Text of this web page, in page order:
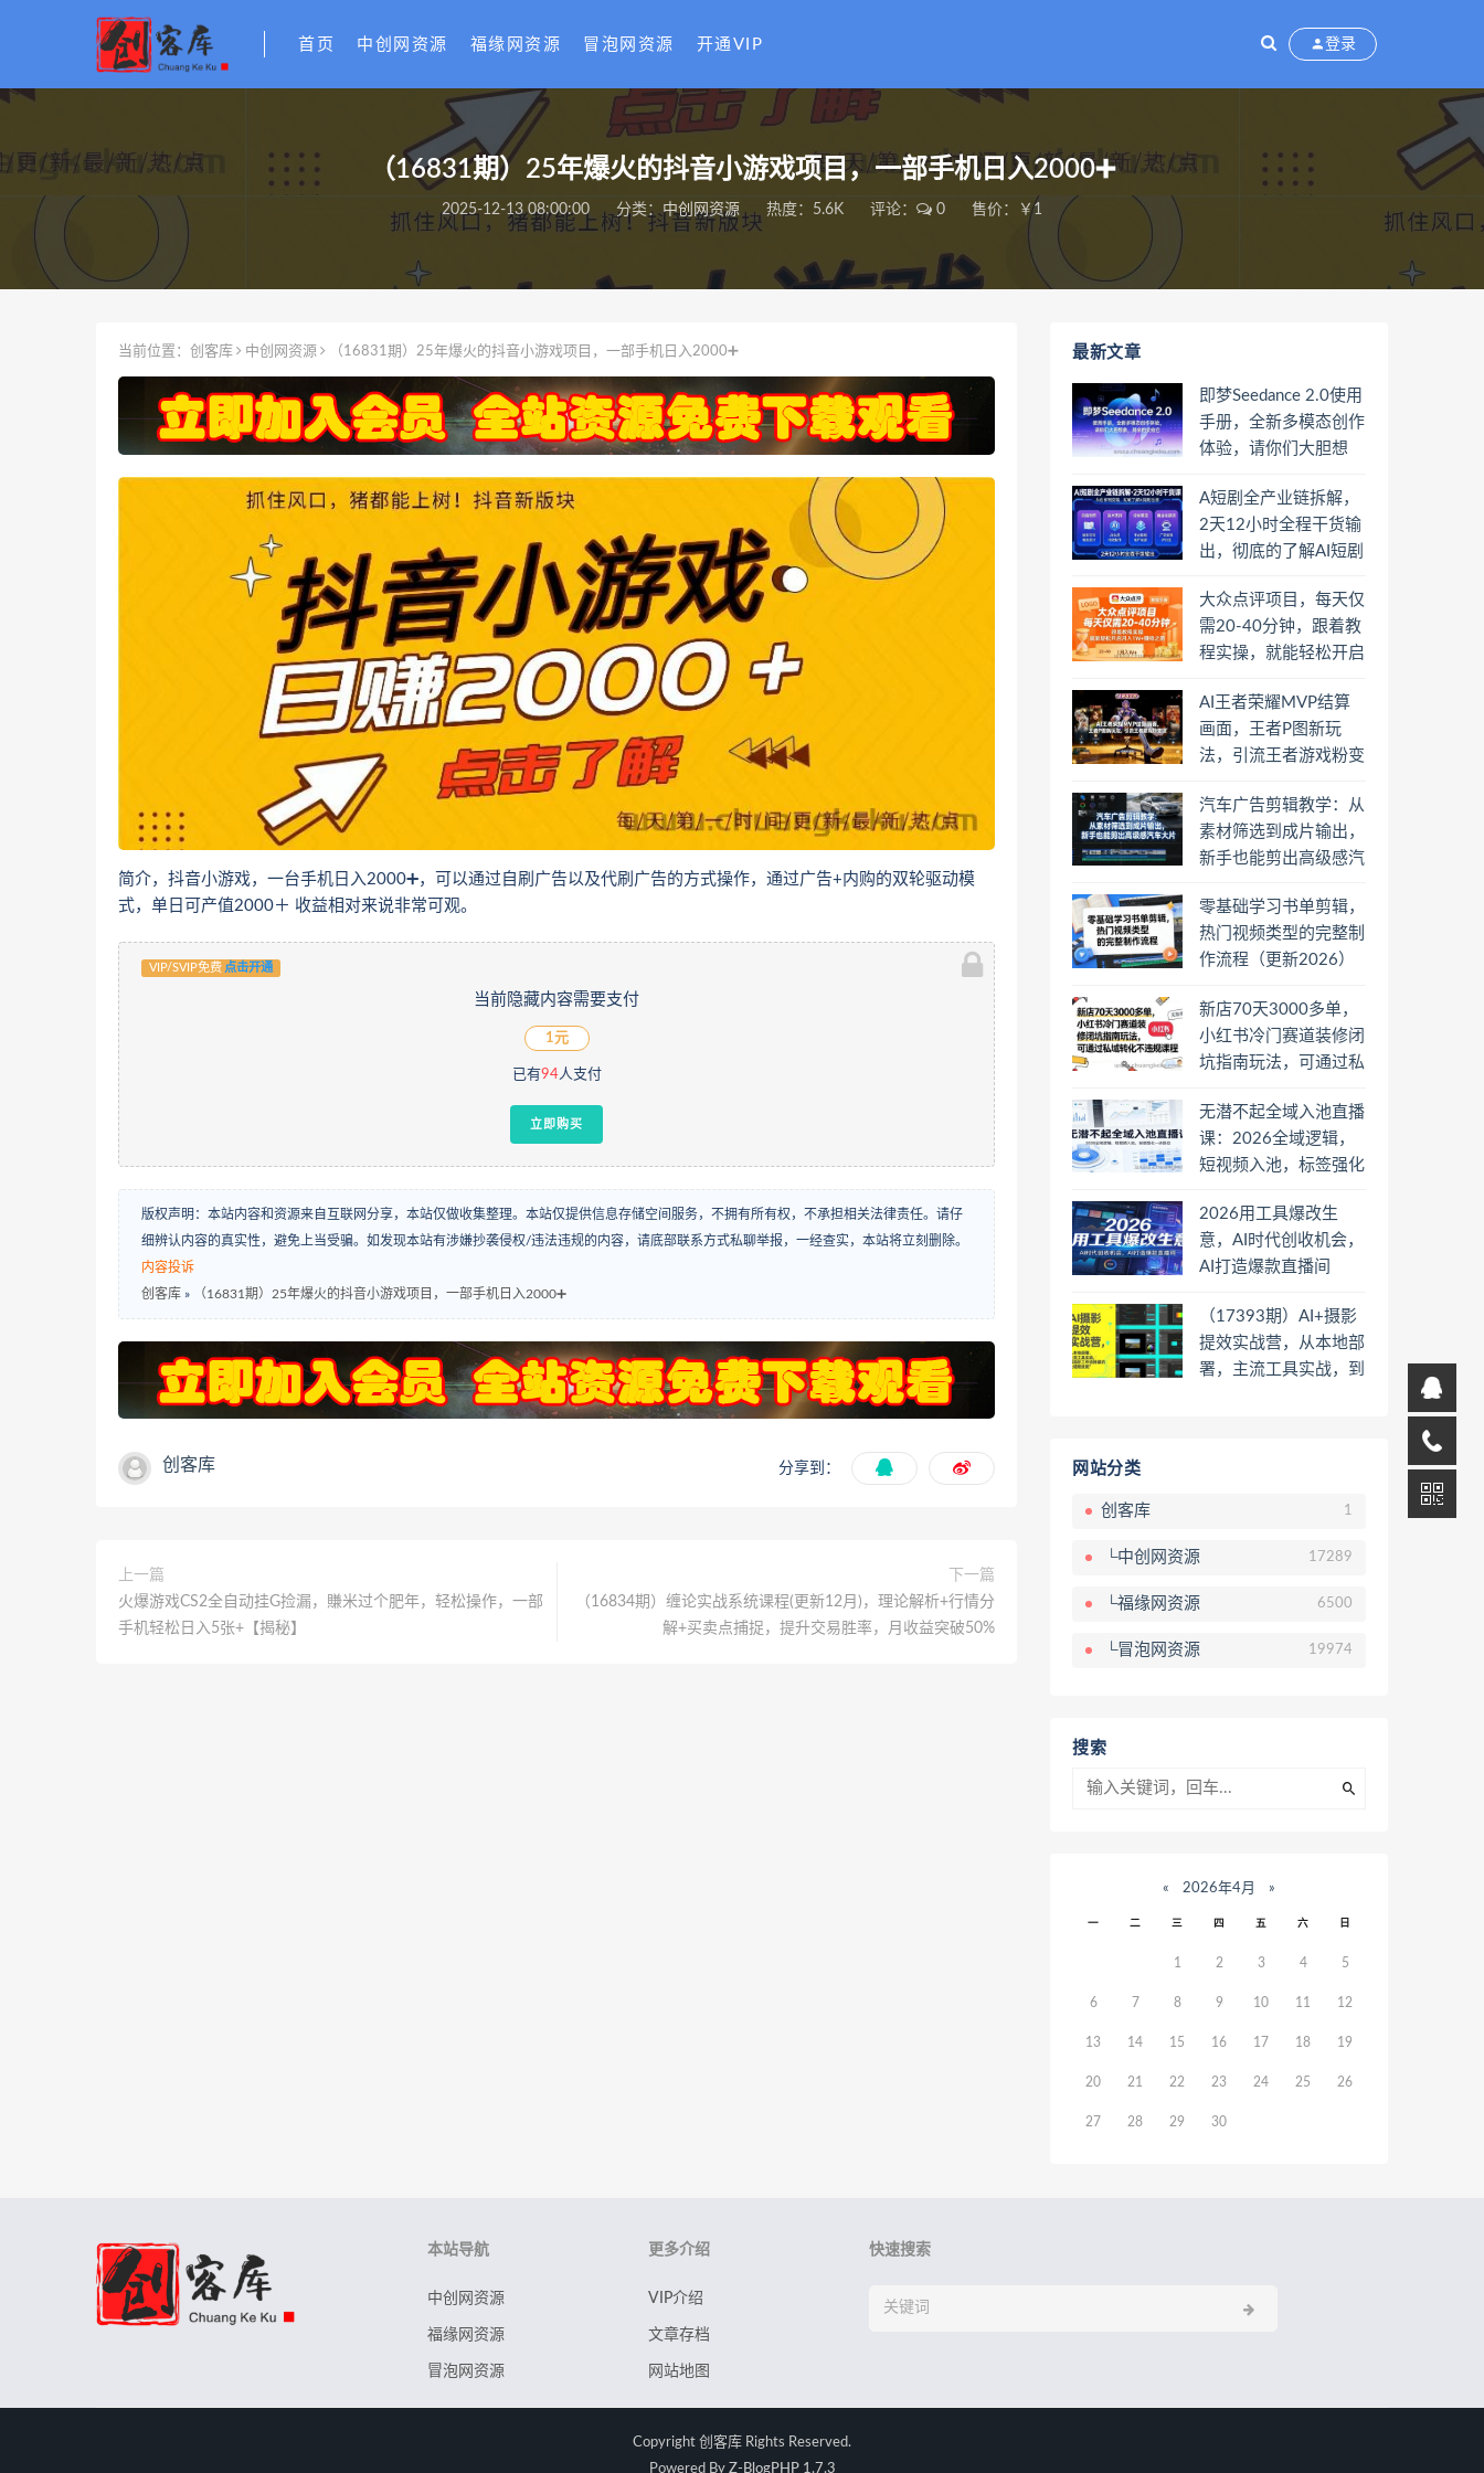
首页 中创网资源 福缘网资源 冒泡网资源 开通VIP 登录
（16831期）25年爆火的抖音小游戏项目，一部手机日入2000➕
2025-12-13 08:00:00 分类： 中创网资源 热度：5.6K 评论： 0 售价：￥1
当前位置： 创客库 中创网资源 （16831期）25年爆火的抖音小游戏项目，一部手机日入2000➕
简介，抖音小游戏，一台手机日入2000➕，可以通过自刷广告以及代刷广告的方式操作，通过广告+内购的双轮驱动模
式，单日可产值2000＋ 收益相对来说非常可观。
VIP/SVIP免费 点击开通
当前隐藏内容需要支付
1元
已有94人支付
立即购买
版权声明：本站内容和资源来自互联网分享，本站仅做收集整理。本站仅提供信息存储空间服务，不拥有所有权，不承担相关法律责任。请仔
细辨认内容的真实性，避免上当受骗。如发现本站有涉嫌抄袭侵权/违法违规的内容，请底部联系方式私聊举报，一经查实，本站将立刻删除。
内容投诉
创客库 » （16831期）25年爆火的抖音小游戏项目，一部手机日入2000➕
创客库 分享到：
上一篇
火爆游戏CS2全自动挂G捡漏，賺米过个肥年，轻松操作，一部
手机轻松日入5张+【揭秘】
下一篇
（16834期）缠论实战系统课程(更新12月)，理论解析+行情分
解+买卖点捕捉，提升交易胜率，月收益突破50%
最新文章
即梦Seedance 2.0使用
手册，全新多模态创作
体验，请你们大胆想
A短剧全产业链拆解，
2天12小时全程干货输
出，彻底的了解AI短剧
大众点评项目，每天仅
需20-40分钟，跟着教
程实操，就能轻松开启
AI王者荣耀MVP结算
画面，王者P图新玩
法，引流王者游戏粉变
汽车广告剪辑教学：从
素材筛选到成片输出，
新手也能剪出高级感汽
零基础学习书单剪辑，
热门视频类型的完整制
作流程（更新2026）
新店70天3000多单，
小红书冷门赛道装修闭
坑指南玩法，可通过私
无潜不起全域入池直播
课：2026全域逻辑，
短视频入池，标签强化
2026用工具爆改生
意，AI时代创收机会，
AI打造爆款直播间
（17393期）AI+摄影
提效实战营，从本地部
署，主流工具实战，到
网站分类
创客库 1
└中创网资源 17289
└福缘网资源 6500
└冒泡网资源 19974
搜索
« 2026年4月 »
一 二 三 四 五 六 日
1 2 3 4 5
6 7 8 9 10 11 12
13 14 15 16 17 18 19
20 21 22 23 24 25 26
27 28 29 30
本站导航
中创网资源
福缘网资源
冒泡网资源
更多介绍
VIP介绍
文章存档
网站地图
快速搜索
Copyright 创客库 Rights Reserved.
Powered By Z-BlogPHP 1.7.3